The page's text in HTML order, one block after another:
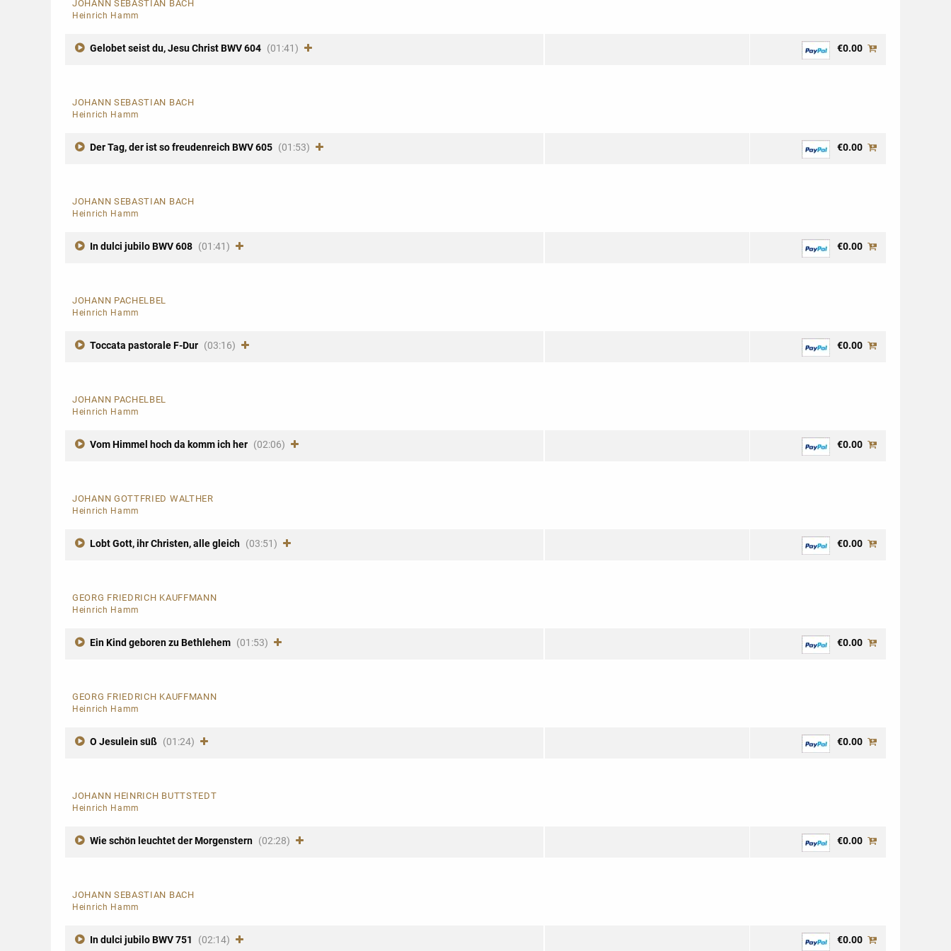
JOHANN SEBASTIAN BACH
Heinrich Hamm
Gelobet seist du, Jesu Christ BWV 604 (01:41) €0.00
JOHANN SEBASTIAN BACH
Heinrich Hamm
Der Tag, der ist so freudenreich BWV 605 (01:53) €0.00
JOHANN SEBASTIAN BACH
Heinrich Hamm
In dulci jubilo BWV 608 (01:41) €0.00
JOHANN PACHELBEL
Heinrich Hamm
Toccata pastorale F-Dur (03:16) €0.00
JOHANN PACHELBEL
Heinrich Hamm
Vom Himmel hoch da komm ich her (02:06) €0.00
JOHANN GOTTFRIED WALTHER
Heinrich Hamm
Lobt Gott, ihr Christen, alle gleich (03:51) €0.00
GEORG FRIEDRICH KAUFFMANN
Heinrich Hamm
Ein Kind geboren zu Bethlehem (01:53) €0.00
GEORG FRIEDRICH KAUFFMANN
Heinrich Hamm
O Jesulein süß (01:24) €0.00
JOHANN HEINRICH BUTTSTEDT
Heinrich Hamm
Wie schön leuchtet der Morgenstern (02:28) €0.00
JOHANN SEBASTIAN BACH
Heinrich Hamm
In dulci jubilo BWV 751 (02:14) €0.00